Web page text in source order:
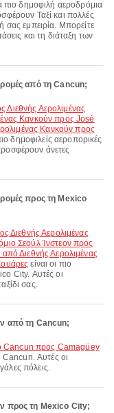
πιο δημοφιλή αεροδρόμια
Ταξί και πολλές
σας εμπειρία. Μπορείτε
και τη διάταξη των
από τη Cancun;
Διεθνής Αερολιμένας
Κανκούν προς José
Κανκούν προς
δημοφιλείς αεροπορικές
άνετες
προς τη Mexico
Αερολιμένας
Σεούλ Ίνστεον προς
Διεθνής Αερολιμένας
είναι οι πιο
City. Αυτές οι
σας.
από τη Cancun;
Cancun προς Camagüey
Cancun. Αυτές οι
πόλεις.
προς τη Mexico City;